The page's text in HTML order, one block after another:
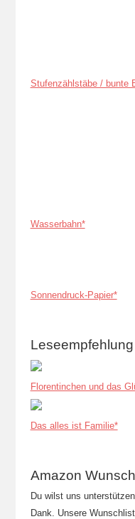
Stufenzählstäbe / bunte
Wasserbahn*
Sonnendruck-Papier*
Leseempfehlung
Florentinchen und das
Das alles ist Familie*
Amazon
Du wilst uns
Dank. Unsere